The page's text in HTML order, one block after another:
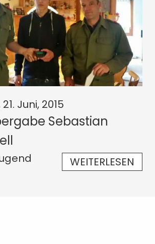
Juni, 2015
Sebastian
WEITERLESEN